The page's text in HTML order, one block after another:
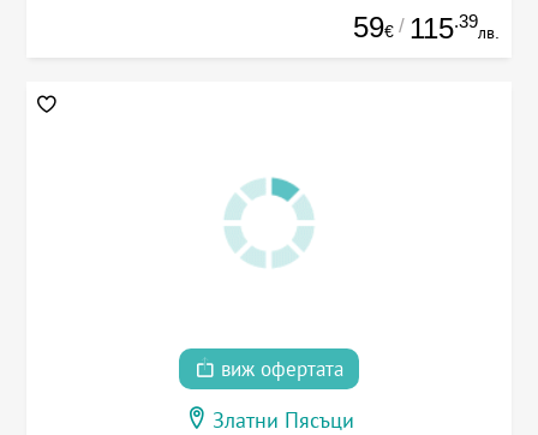
59€ / 115.39
лв.
виж офертата
Златни Пясъци